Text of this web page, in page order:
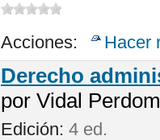
Acciones: Hacer
Derecho
por Vidal
Edición: 4 ed.